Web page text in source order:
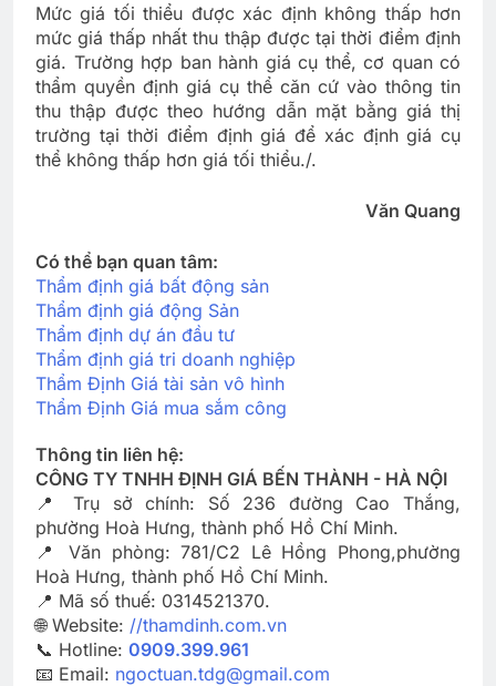
Mức giá tối thiểu được xác định không thấp hơn
mức giá thấp nhất thu thập được tại thời điểm định
giá. Trường hợp ban hành giá cụ thể, cơ quan có
thẩm quyền định giá cụ thể căn cứ vào thông tin
thu thập được theo hướng dẫn mặt bằng giá thị
trường tại thời điểm định giá để xác định giá cụ
thể không thấp hơn giá tối thiểu./.
Văn Quang
Có thể bạn quan tâm:
Thẩm định giá bất động sản
Thẩm định giá động Sản
Thẩm định dự án đầu tư
Thẩm định giá tri doanh nghiệp
Thẩm Định Giá tài sản vô hình
Thẩm Định Giá mua sắm công
Thông tin liên hệ:
CÔNG TY TNHH ĐỊNH GIÁ BẾN THÀNH - HÀ NỘI
📍 Trụ sở chính: Số 236 đường Cao Thắng,
phường Hoà Hưng, thành phố Hồ Chí Minh.
📍 Văn phòng: 781/C2 Lê Hồng Phong,phường
Hoà Hưng, thành phố Hồ Chí Minh.
📍 Mã số thuế: 0314521370.
🌐 Website: //thamdinh.com.vn
📞 Hotline: 0909.399.961
📧 Email: ngoctuan.tdg@gmail.com